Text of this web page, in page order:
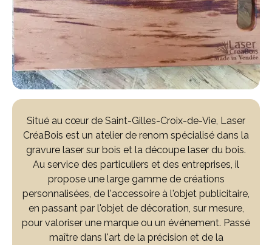
Situé au cœur de Saint-Gilles-Croix-de-Vie, Laser
CréaBois est un atelier de renom spécialisé dans la
gravure laser sur bois et la découpe laser du bois.
Au service des particuliers et des entreprises, il
propose une large gamme de créations
personnalisées, de l'accessoire à l'objet publicitaire,
en passant par l'objet de décoration, sur mesure,
pour valoriser une marque ou un événement. Passé
maître dans l'art de la précision et de la